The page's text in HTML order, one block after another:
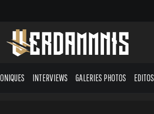
INTERVIEWS GALERIES PHOTOS EDITOS